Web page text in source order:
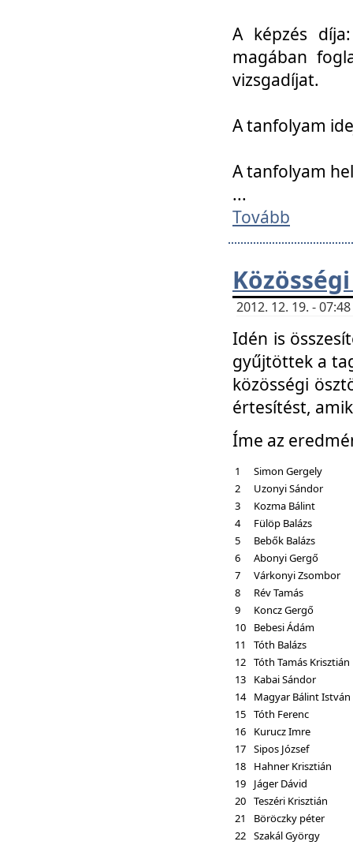
A képzés
magában
vizsgadíjat.
A tanfolyam
A tanfolyam
...
Tovább
2012. 12. 19. -
Idén is
gyűjtöttek a
közösségi
értesítést,
Íme az
1
Simon Gergely
2
Uzonyi Sándor
3
Kozma Bálint
4
Fülöp Balázs
5
Bebők Balázs
6
Abonyi Gergő
7
Várkonyi Zsombor
8
Rév Tamás
9
Koncz Gergő
10
Bebesi Ádám
11
Tóth Balázs
12 Tóth Tamás Krisztián
13
Kabai Sándor
14 Magyar Bálint István
15 Tóth Ferenc
16
Kurucz Imre
17 Sipos József
18
Hahner Krisztián
19
Jáger Dávid
20 Teszéri Krisztián
21
Böröczky péter
22 Szakál György